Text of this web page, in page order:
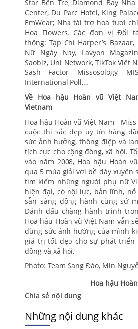
Star Bến Tre, Diamond Bay Nha
Center, Du Parc Hotel, King
EmWear; Nhà tài trợ hoa tươi
Hoa Flowers. Các đơn vị Đối
thông: Tạp Chí Harper’s
Nữ Ngày Nay, Lavyon
Saobiz, Uni Network, TikTok Việt
Sash Factor, Missosology,
International Poll,…
Về Hoa hậu Hoàn vũ Việt
Vietnam
Hoa hậu Hoàn vũ Việt Nam -
cuộc thi sắc đẹp uy tín hàng
sức ảnh hưởng, thông điệp và
tích cực cho cộng đồng, xã hội.
vào năm 2008, Hoa hậu Hoàn
qua 5 mùa giải với bề dày xuyên
tìm kiếm những người phụ nữ
hiện đại, có nội lực, bản lĩnh,
sẵn sàng đồng hành cùng sứ
Đánh dấu chặng hành trình
Hoa hậu Hoàn vũ Việt Nam vẫn
dùng sức ảnh hưởng của mình
giá trị tốt đẹp cho sự phát triển
đồng và xã hội.
Photo: Team Sang Đào, Min
Hoa hậu
Chia sẻ nội dung
Những nội dung khác